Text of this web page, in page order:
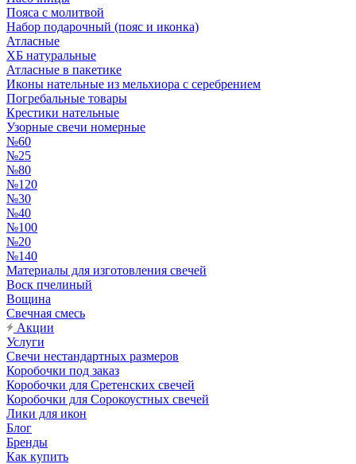
Пояса с молитвой
Набор подарочный (пояс и иконка)
Атласные
ХБ натуральные
Атласные в пакетике
Иконы нательные из мельхиора с серебрением
Погребальные товары
Крестики нательные
Узорные свечи номерные
№60
№25
№80
№120
№30
№40
№100
№20
№140
Материалы для изготовления свечей
Воск пчелиный
Вощина
Свечная смесь
Акции
Услуги
Свечи нестандартных размеров
Коробочки под заказ
Коробочки для Сретенских свечей
Коробочки для Сорокоустных свечей
Лики для икон
Блог
Бренды
Как купить